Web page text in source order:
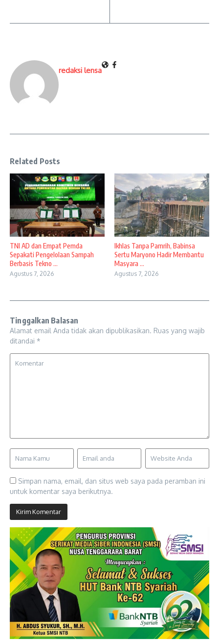
redaksi lensa
Related Posts
TNI AD dan Empat Pemda
Sepakati Pengelolaan Sampah
Berbasis Tekno ...
Agustus 7, 2026
Ikhlas Tanpa Pamrih, Babinsa
Sertu Maryono Hadir Membantu
Masyara ...
Agustus 7, 2026
Tinggalkan Balasan
Alamat email Anda tidak akan dipublikasikan. Ruas yang wajib
ditandai *
Simpan nama, email, dan situs web saya pada peramban ini
untuk komentar saya berikutnya.